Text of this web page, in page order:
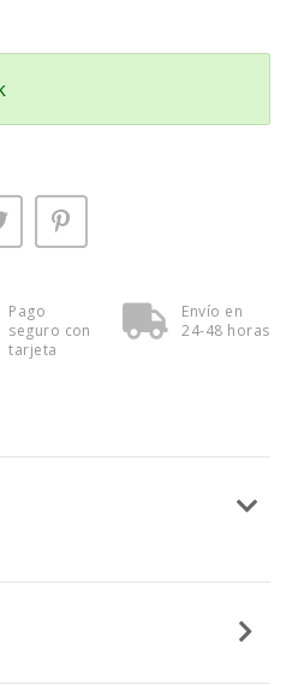
Pago
seguro con
tarjeta
Envío en
24-48 horas